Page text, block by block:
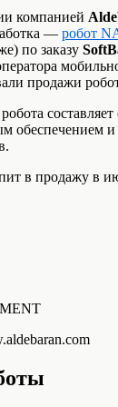
компанией
— робот
по заказу
продажи
обеспечением
в продажу в